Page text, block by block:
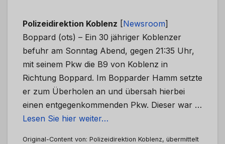
Polizeidirektion Koblenz [Newsroom]
Boppard (ots) – Ein 30 jähriger Koblenzer
befuhr am Sonntag Abend, gegen 21:35 Uhr,
mit seinem Pkw die B9 von Koblenz in
Richtung Boppard. Im Bopparder Hamm setzte
er zum Überholen an und übersah hierbei
einen entgegenkommenden Pkw. Dieser war …
Lesen Sie hier weiter…
Original-Content von: Polizeidirektion Koblenz, übermittelt